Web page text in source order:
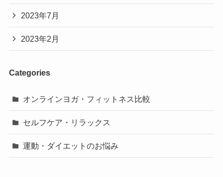
2023年7月
2023年2月
Categories
オンラインヨガ・フィットネス比較
セルフケア・リラックス
運動・ダイエットのお悩み